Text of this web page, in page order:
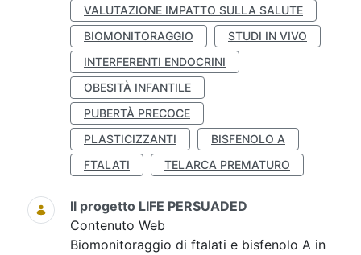
VALUTAZIONE IMPATTO SULLA SALUTE
BIOMONITORAGGIO
STUDI IN VIVO
INTERFERENTI ENDOCRINI
OBESITÀ INFANTILE
PUBERTÀ PRECOCE
PLASTICIZZANTI
BISFENOLO A
FTALATI
TELARCA PREMATURO
Il progetto LIFE PERSUADED
Contenuto Web
Biomonitoraggio di ftalati e bisfenolo A in